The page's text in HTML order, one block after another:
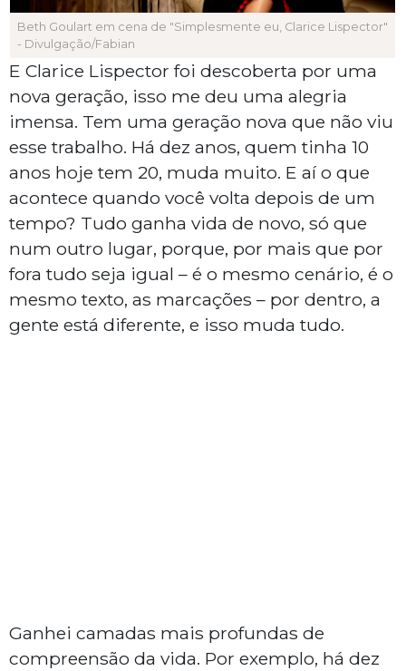
Beth Goulart em cena de "Simplesmente eu, Clarice Lispector"
- Divulgação/Fabian
E Clarice Lispector foi descoberta por uma
nova geração, isso me deu uma alegria
imensa. Tem uma geração nova que não viu
esse trabalho. Há dez anos, quem tinha 10
anos hoje tem 20, muda muito. E aí o que
acontece quando você volta depois de um
tempo? Tudo ganha vida de novo, só que
num outro lugar, porque, por mais que por
fora tudo seja igual – é o mesmo cenário, é o
mesmo texto, as marcações – por dentro, a
gente está diferente, e isso muda tudo.
Ganhei camadas mais profundas de
compreensão da vida. Por exemplo, há dez